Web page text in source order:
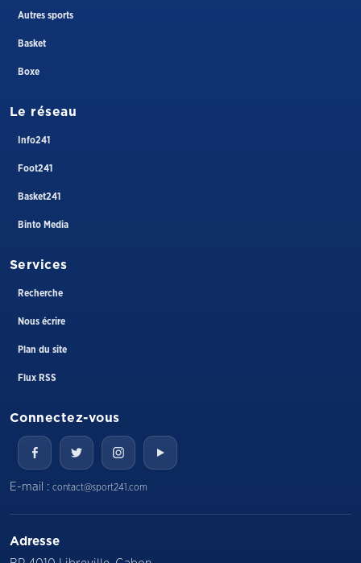
Autres sports
Basket
Boxe
Le réseau
Info241
Foot241
Basket241
Binto Media
Services
Recherche
Nous écrire
Plan du site
Flux RSS
Connectez-vous
E-mail : contact@sport241.com
Adresse